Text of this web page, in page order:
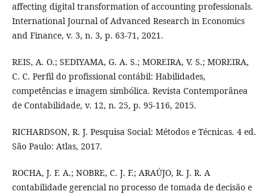
affecting digital transformation of accounting professionals.
International Journal of Advanced Research in Economics
and Finance, v. 3, n. 3, p. 63-71, 2021.
REIS, A. O.; SEDIYAMA, G. A. S.; MOREIRA, V. S.; MOREIRA,
C. C. Perfil do profissional contábil: Habilidades,
competências e imagem simbólica. Revista Contemporânea
de Contabilidade, v. 12, n. 25, p. 95-116, 2015.
RICHARDSON, R. J. Pesquisa Social: Métodos e Técnicas. 4 ed.
São Paulo: Atlas, 2017.
ROCHA, J. F. A.; NOBRE, C. J. F.; ARAÚJO, R. J. R. A
contabilidade gerencial no processo de tomada de decisão e